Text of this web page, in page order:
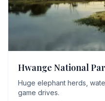
Hwange National
Huge elephant herds,
game drives.